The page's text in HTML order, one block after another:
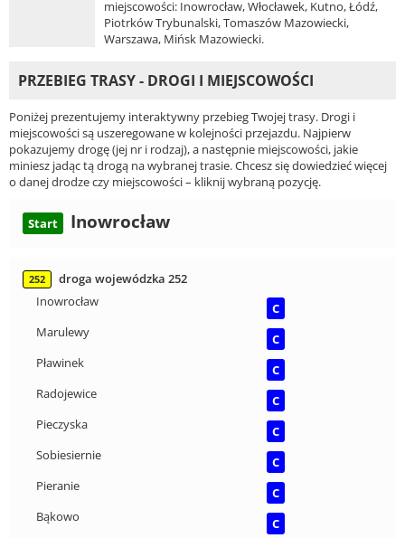
miejscowości: Inowrocław, Włocławek, Kutno, Łódź,
Piotrków Trybunalski, Tomaszów Mazowiecki,
Warszawa, Mińsk Mazowiecki.
PRZEBIEG TRASY - DROGI I MIEJSCOWOŚCI
Poniżej prezentujemy interaktywny przebieg Twojej trasy. Drogi i
miejscowości są uszeregowane w kolejności przejazdu. Najpierw
pokazujemy drogę (jej nr i rodzaj), a następnie miejscowości, jakie
miniesz jadąc tą drogą na wybranej trasie. Chcesz się dowiedzieć więcej
o danej drodze czy miejscowości – kliknij wybraną pozycję.
Start Inowrocław
252
droga wojewódzka 252
Inowrocław
C
Marulewy
C
Pławinek
C
Radojewice
C
Pieczyska
C
Sobiesiernie
C
Pieranie
C
Bąkowo
C